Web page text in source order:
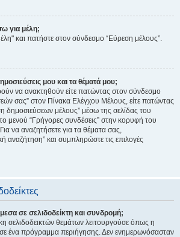
για μέλη;
και πατήστε στον σύνδεσμο “Εύρεση μέλους”.
μου και τα θέματά μου;
να ανακτηθούν είτε πατώντας στον σύνδεσμο
σας” στον Πίνακα Ελέγχου Μέλους, είτε πατώντας
δημοσιεύσεων μέλους” μέσω της σελίδας του
μενού “Γρήγορες συνδέσεις” στην κορυφή του
να αναζητήσετε για τα θέματα σας,
αναζήτηση” και συμπληρώστε τις επιλογές
σε σελιδοδείκτη και συνδρομή;
σελιδοδεικτών θεμάτων λειτουργούσε όπως η
ένα πρόγραμμα περιήγησης. Δεν ενημερωνόσασταν